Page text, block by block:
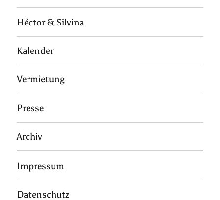
Héctor & Silvina
Kalender
Vermietung
Presse
Archiv
Impressum
Datenschutz